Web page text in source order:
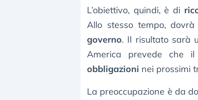
L’obiettivo, quindi, è di
Allo stesso tempo,
governo. Il risultato sarà
America prevede che
obbligazioni nei prossimi
La preoccupazione è da